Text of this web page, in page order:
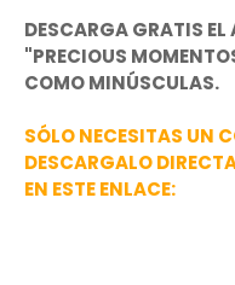
DESCARGA GRATIS EL
"PRECIOUS
COMO MINÚSCULAS.
SÓLO NECESITAS UN
DESCARGALO
EN ESTE ENLACE: